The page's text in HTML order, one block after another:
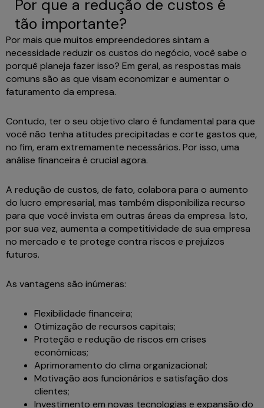
Por que a redução de custos é
tão importante?
Por mais que muitos empreendedores sintam a
necessidade reduzir os custos do negócio, você sabe o
porquê planeja fazer isso? Em geral, as respostas mais
comuns são as que visam economizar e aumentar o
faturamento da empresa.
Contudo, ter o seu objetivo claro é fundamental para que
você não tenha atitudes precipitadas e corte gastos que,
no fim, eram extremamente necessários. Por isso, uma
análise financeira é crucial agora.
A redução de custos, de fato, colabora para o aumento
do lucro empresarial, mas também disponibiliza recurso
para que você invista em outras áreas da empresa. Isto,
por sua vez, aumenta a competitividade de sua empresa
no mercado e te protege contra riscos e prejuízos
futuros.
As vantagens são inúmeras:
Flexibilidade financeira;
Otimização de recursos capitais;
Proteção e redução de riscos em crises
econômicas;
Aprimoramento do clima organizacional;
Motivação aos funcionários e satisfação dos
clientes;
Investimento em novas tecnologias e expansão do